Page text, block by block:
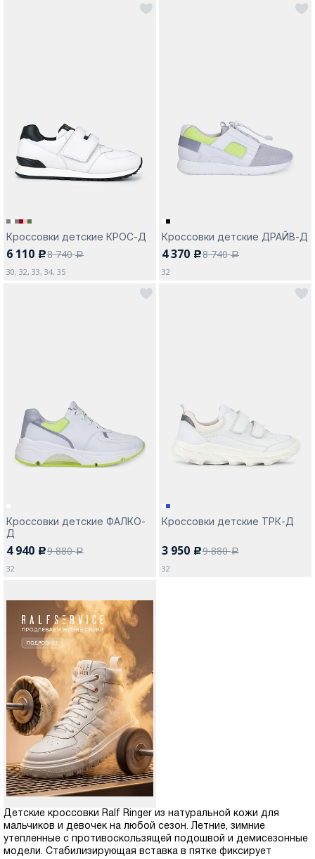
Кроссовки детские КРОС-Д
6 110 c8 740a
30, 32, 33, 34, 35
Кроссовки детские ДРАЙВ-Д
4 370 c8 740a
32
Кроссовки детские ФАЛКО-
Д
4 940 c9 880a
32
Кроссовки детские ТРК-Д
3 950 c9 880a
32
Детские кроссовки Ralf Ringer из натуральной кожи для
мальчиков и девочек на любой сезон. Летние, зимние
утепленные с противоскользящей подошвой и демисезонные
модели. Стабилизирующая вставка в пятке фиксирует